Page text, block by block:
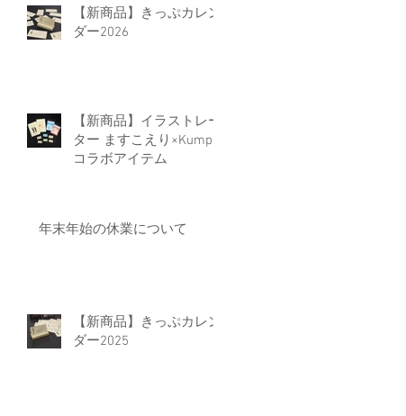
【新商品】きっぷカレン
ダー2026
【新商品】イラストレー
ター ますこえり×Kumpel
コラボアイテム
年末年始の休業について
【新商品】きっぷカレン
ダー2025